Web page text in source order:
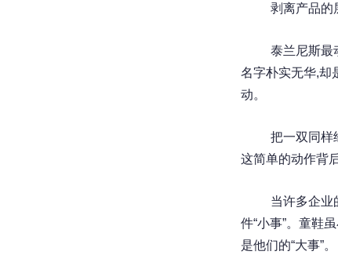
剥离产品的
泰兰尼斯最
名字朴实无华,却
动。
把一双同样
这简单的动作背
当许多企业
件“小事”。童鞋
是他们的“大事”。